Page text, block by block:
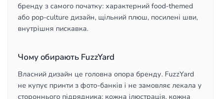
бренду з самого початку: характерний food-themed
або pop-culture дизайн, щільний плюш, посилені шви,
внутрішня пискавка.
Чому обирають FuzzYard
Власний дизайн це головна опора бренду. FuzzYard
не купує принти з фото-банків і не замовляє лекала у
стороннього підрядника: кожна ілюстрація, кожна